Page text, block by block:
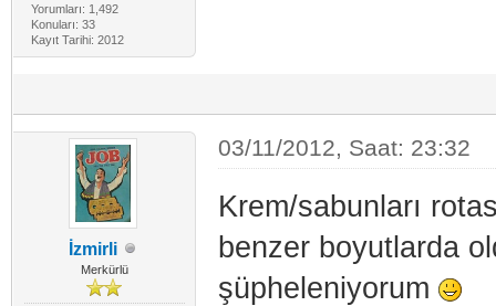
Yorumları: 1,492
Konuları: 33
Kayıt Tarihi: 2012
İzmirli
Merkürlü
03/11/2012, Saat: 23:32
Krem/sabunları
benzer boyutlarda
şüpheleniyorum